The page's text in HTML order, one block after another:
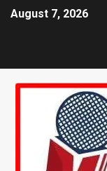
August 7, 2026